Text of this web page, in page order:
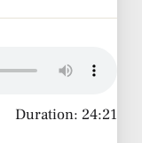
Duration: 24:21